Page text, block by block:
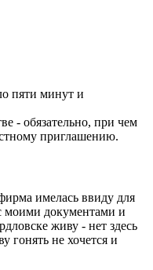
пяти минут и
- обязательно, при чем
приглашению.
имелась ввиду для
моими документами и
живу - нет здесь
гонять не хочется и